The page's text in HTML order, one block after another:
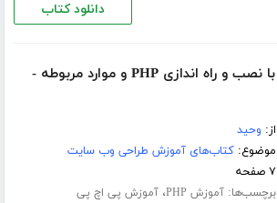
دانلود کتاب
دانلود کتاب آشنایی با نصب و راه اندازی PHP و موارد مربوطه -
از: وحید
موضوع:کتاب‌های آموزش طراحی وب سایت
۷ صفحه
برچسب‌ها:آموزش PHP ،آموزش پی اچ پی